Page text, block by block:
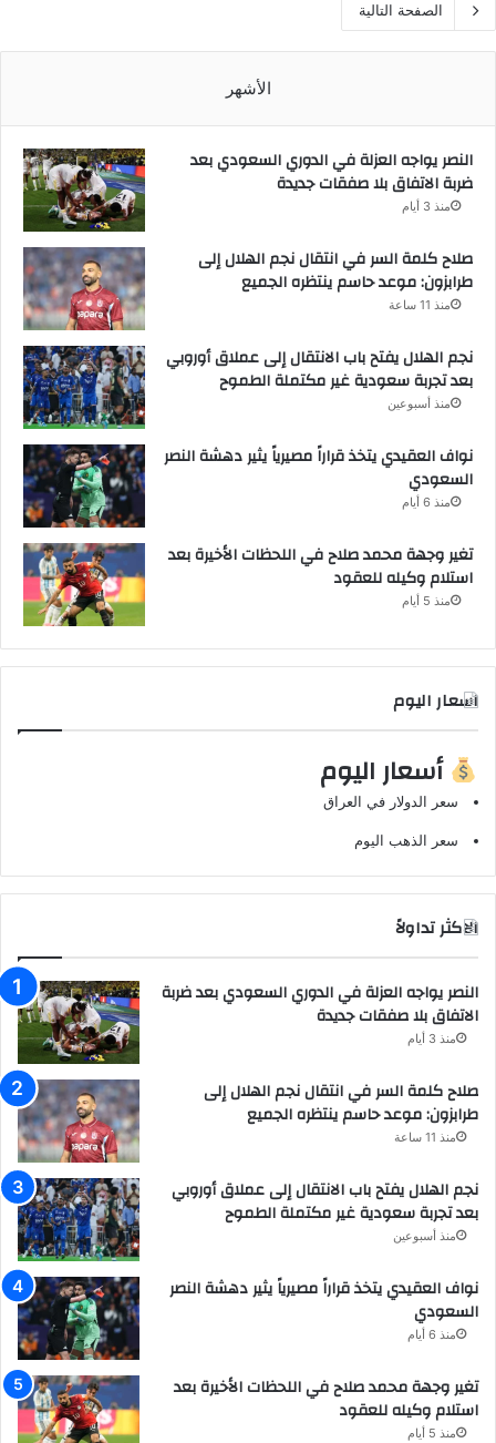
الصفحة التالية
الأشهر
النصر يواجه العزلة في الدوري السعودي بعد
ضربة الاتفاق بلا صفقات جديدة
منذ 3 أيام
صلاح كلمة السر في انتقال نجم الهلال إلى
طرابزون: موعد حاسم ينتظره الجميع
منذ 11 ساعة
نجم الهلال يفتح باب الانتقال إلى عملاق أوروبي
بعد تجربة سعودية غير مكتملة الطموح
منذ أسبوعين
نواف العقيدي يتخذ قراراً مصيرياً يثير دهشة النصر
السعودي
منذ 6 أيام
تغير وجهة محمد صلاح في اللحظات الأخيرة بعد
استلام وكيله للعقود
منذ 5 أيام
اسعار اليوم
أسعار اليوم
سعر الدولار في العراق
سعر الذهب اليوم
الاكثر تداولاً
النصر يواجه العزلة في الدوري السعودي بعد ضربة
الاتفاق بلا صفقات جديدة
منذ 3 أيام
صلاح كلمة السر في انتقال نجم الهلال إلى
طرابزون: موعد حاسم ينتظره الجميع
منذ 11 ساعة
نجم الهلال يفتح باب الانتقال إلى عملاق أوروبي
بعد تجربة سعودية غير مكتملة الطموح
منذ أسبوعين
نواف العقيدي يتخذ قراراً مصيرياً يثير دهشة النصر
السعودي
منذ 6 أيام
تغير وجهة محمد صلاح في اللحظات الأخيرة بعد
استلام وكيله للعقود
منذ 5 أيام